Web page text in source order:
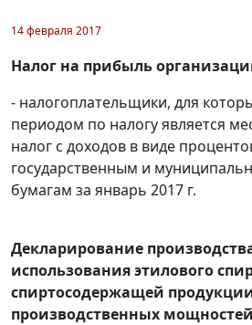
14 февраля 2017
Налог на прибыль
- налогоплательщики, для
периодом по налогу является
налог с доходов в виде
государственным и
бумагам за январь 2017 г.
Декларирование
использования этилового
спиртосодержащей
производственных